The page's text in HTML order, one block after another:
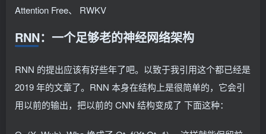
Attention Free、 RWKV
RNN：一个足够老的神经网络架构
RNN 的提出应该有好些年了吧。以致于我引用这个都已经是
2019 年的文章了。RNN 本身在结构上是很简单的，它会引
用以前的输出，把以前的 CNN 结构变成了 下面这种：